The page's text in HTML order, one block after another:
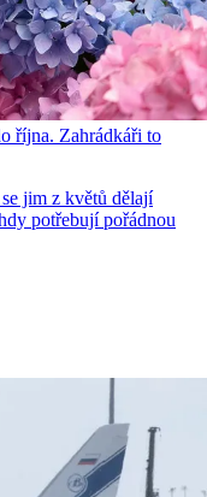
října. Zahrádkáři to
jim z květů dělají
potřebují pořádnou